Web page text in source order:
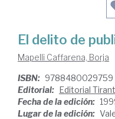
El delito de
Mapelli Caffarena, Borja
ISBN: 9788480029759
Editorial: Editorial
Fecha de la edición:
Lugar de la edición: